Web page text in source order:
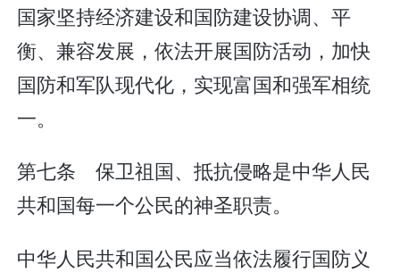
国家坚持经济建设和国防建设协调、平
衡、兼容发展，依法开展国防活动，加快
国防和军队现代化，实现富国和强军相统
一。
第七条 保卫祖国、抵抗侵略是中华人民
共和国每一个公民的神圣职责。
中华人民共和国公民应当依法履行国防义